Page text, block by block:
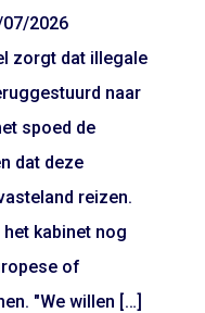
2026
zorgt dat illegale
naar
spoed de
dat deze
reizen.
kabinet nog
of
"We willen […]